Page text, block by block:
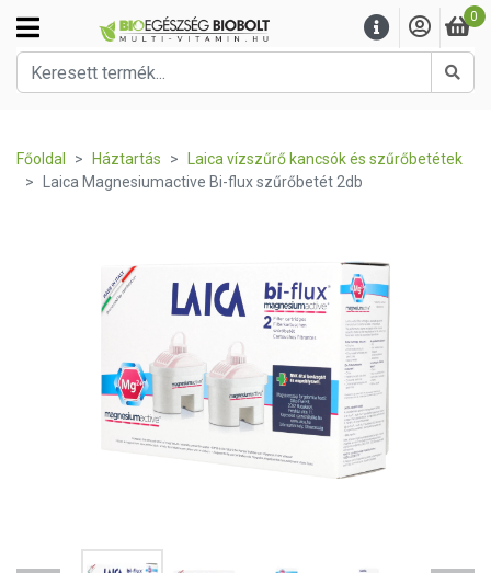
0
Főoldal Háztartás
Laica vízszűrő kancsók és szűrőbetétek
Laica Magnesiumactive Bi-flux szűrőbetét 2db